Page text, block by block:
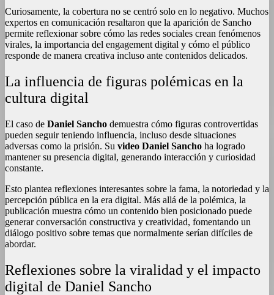
Curiosamente, la cobertura no se centró solo en lo negativo. Muchos
expertos en comunicación resaltaron que la aparición de Sancho
permite reflexionar sobre cómo las redes sociales crean fenómenos
virales, la importancia del engagement digital y cómo el público
responde de manera creativa incluso ante contenidos delicados.
La influencia de figuras polémicas en la
cultura digital
El caso de Daniel Sancho demuestra cómo figuras controvertidas
pueden seguir teniendo influencia, incluso desde situaciones
adversas como la prisión. Su video Daniel Sancho ha logrado
mantener su presencia digital, generando interacción y curiosidad
constante.
Esto plantea reflexiones interesantes sobre la fama, la notoriedad y la
percepción pública en la era digital. Más allá de la polémica, la
publicación muestra cómo un contenido bien posicionado puede
generar conversación constructiva y creatividad, fomentando un
diálogo positivo sobre temas que normalmente serían difíciles de
abordar.
Reflexiones sobre la viralidad y el impacto
digital de Daniel Sancho